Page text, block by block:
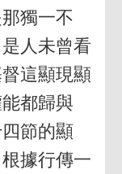
獨一不
人未曾看
這顯現顯
都歸與
節的顯
據行傳一